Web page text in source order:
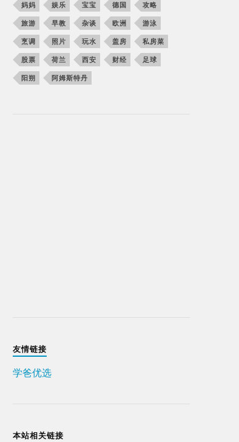
妈妈 娱乐 宝宝 德国 攻略
旅游 早教 杂谈 欧洲 游泳
烹调 照片 玩水 盖房 私房菜
股票 荷兰 西安 财经 足球
阳朔 阿姆斯特丹
友情链接
学爸优选
本站相关链接